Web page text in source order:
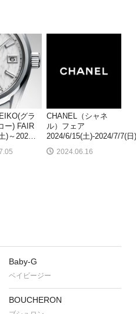
グラ
ー) FAIR
)～202…
CHANEL（シャネ
ル）フェア
2024/6/15(土)-2024/7/7(日)
2024.06.16
Baby-G
ベイビージー
BOUCHERON